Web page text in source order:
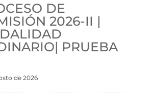
DE
2026-II |
PRUEBA
de 2026